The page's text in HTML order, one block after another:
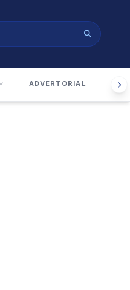
ADVERTORIAL